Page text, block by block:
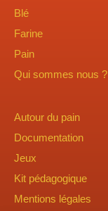
Blé
Farine
Pain
Qui sommes nous ?
Autour du pain
Documentation
Jeux
Kit pédagogique
Mentions légales